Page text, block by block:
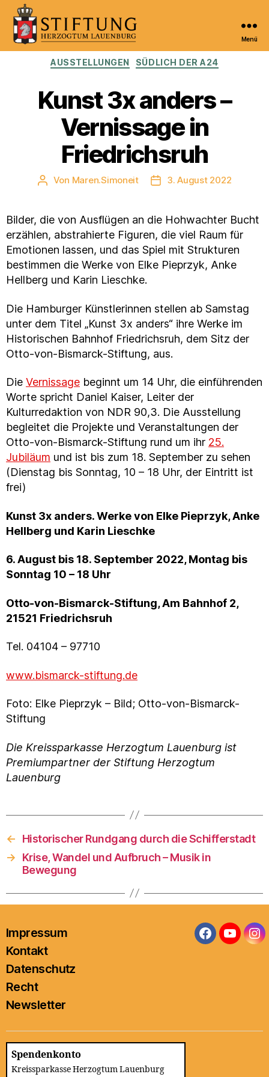
Kulturportal
Herzogtum
Lauenburg
Menü
Kategorien
AUSSTELLUNGEN SÜDLICH DER A24
Kunst 3x anders –
Vernissage in
Friedrichsruh
Beitragsautor
Von Maren.Simoneit Veröffentlichungsdatum
3. August 2022
Bilder, die von Ausflügen an die Hohwachter Bucht
erzählen, abstrahierte Figuren, die viel Raum für
Emotionen lassen, und das Spiel mit Strukturen
bestimmen die Werke von Elke Pieprzyk, Anke
Hellberg und Karin Lieschke.
Die Hamburger Künstlerinnen stellen ab Samstag
unter dem Titel „Kunst 3x anders“ ihre Werke im
Historischen Bahnhof Friedrichsruh, dem Sitz der
Otto-von-Bismarck-Stiftung, aus.
Die Vernissage beginnt um 14 Uhr, die einführenden
Worte spricht Daniel Kaiser, Leiter der
Kulturredaktion von NDR 90,3. Die Ausstellung
begleitet die Projekte und Veranstaltungen der
Otto-von-Bismarck-Stiftung rund um ihr 25.
Jubiläum und ist bis zum 18. September zu sehen
(Dienstag bis Sonntag, 10 – 18 Uhr, der Eintritt ist
frei)
Kunst 3x anders. Werke von Elke Pieprzyk, Anke
Hellberg und Karin Lieschke
6. August bis 18. September 2022, Montag bis
Sonntag 10 – 18 Uhr
Otto-von-Bismarck-Stiftung, Am Bahnhof 2,
21521 Friedrichsruh
Tel. 04104 – 97710
www.bismarck-stiftung.de
Foto: Elke Pieprzyk – Bild; Otto-von-Bismarck-
Stiftung
Die Kreissparkasse Herzogtum Lauenburg ist
Premiumpartner der Stiftung Herzogtum
Lauenburg
←
Historischer Rundgang durch die Schifferstadt
→
Krise, Wandel und Aufbruch – Musik in
Bewegung
Impressum
Kontakt
Datenschutz
Recht
Newsletter
Facebook
Spendenkonto
Kreissparkasse Herzogtum Lauenburg